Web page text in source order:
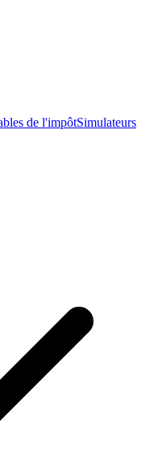
de l'impôtSimulateurs